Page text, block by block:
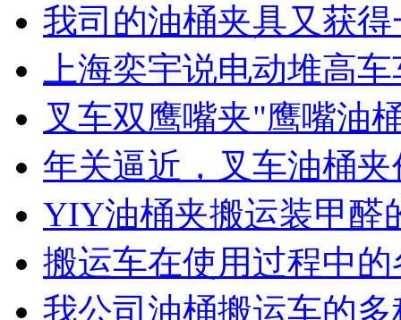
我司的油桶夹具又获
上海奕宇说电动堆高
叉车双鹰嘴夹"鹰嘴油
年关逼近，叉车油桶
YIY油桶夹搬运装甲
搬运车在使用过程中
我公司油桶搬运车的